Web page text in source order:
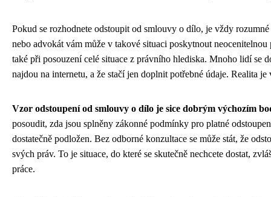
Pokud se rozhodnete odstoupit od smlouvy o dílo, je vždy
nebo advokát vám může v takové situaci poskytnout
také při posouzení celé situace z právního hlediska. Mnoho lidí se
najdou na internetu, a že stačí jen doplnit potřebné údaje. Realita
Vzor odstoupení od smlouvy o dílo je sice dobrým výchozím
posoudit, zda jsou splněny zákonné podmínky pro platné
dostatečně podložen. Bez odborné konzultace se může stát, že
svých práv. To je situace, do které se skutečně nechcete dostat,
práce.